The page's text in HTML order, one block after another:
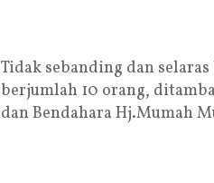
Tidak sebanding dan
berjumlah 10 orang,
dan Bendahara Hj.Mumah